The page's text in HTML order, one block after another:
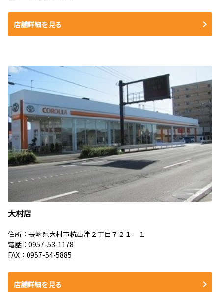
店舗詳細を見る
大村店
住所：長崎県大村市杭出津２丁目７２１－１
電話：0957-53-1178
FAX：0957-54-5885
店舗詳細を見る